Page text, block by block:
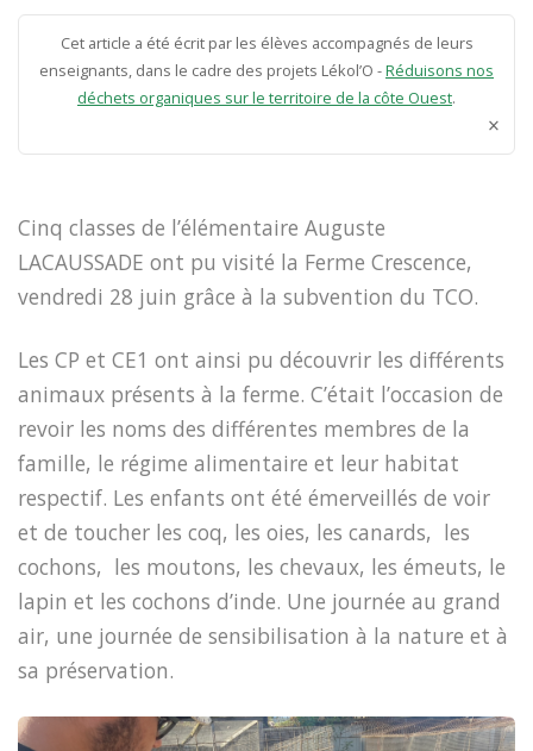
Cet article a été écrit par les élèves accompagnés de leurs
enseignants, dans le cadre des projets Lékol’O -Réduisons nos
déchets organiques sur le territoire de la côte Ouest.
×
Cinq classes de l’élémentaire Auguste
LACAUSSADE ont pu visité la Ferme Crescence,
vendredi 28 juin grâce à la subvention du TCO.
Les CP et CE1 ont ainsi pu découvrir les différents
animaux présents à la ferme. C’était l’occasion de
revoir les noms des différentes membres de la
famille, le régime alimentaire et leur habitat
respectif. Les enfants ont été émerveillés de voir
et de toucher les coq, les oies, les canards, les
cochons, les moutons, les chevaux, les émeuts, le
lapin et les cochons d’inde. Une journée au grand
air, une journée de sensibilisation à la nature et à
sa préservation.